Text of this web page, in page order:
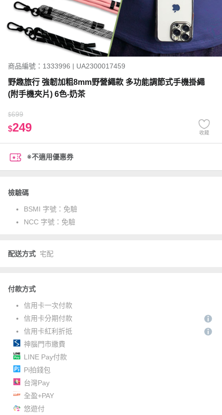
商品編號：1333996 | UA2300017459
野趣旅行 強韌加粗8mm野營繩款 多功能調節式手機掛繩
(附手機夾片) 6色-奶茶
$699
$249 收藏
※不適用優惠券
檢驗碼
BSMI 字號： 免驗
NCC 字號： 免驗
配送方式 宅配
付款方式
信用卡一次付款
信用卡分期付款
信用卡紅利折抵
神腦門市繳費
LINE Pay付款
Pi拍錢包
台灣Pay
全盈+PAY
悠遊付